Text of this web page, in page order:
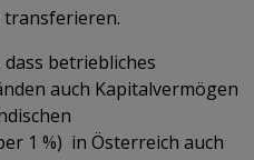
betriebliches
auch Kapitalvermögen
1 %) in Österreich auch